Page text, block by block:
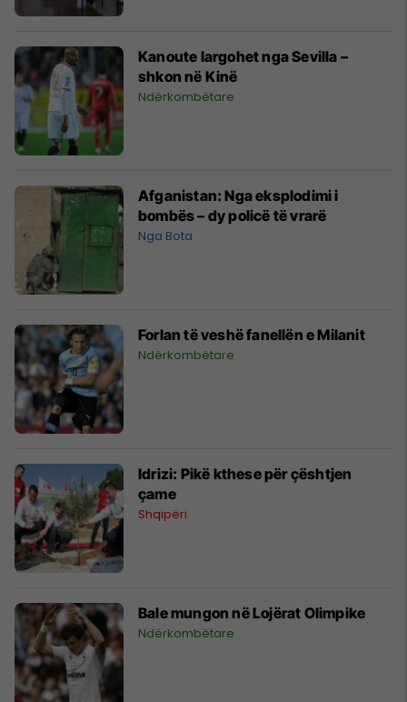
Kanoute largohet nga Sevilla –
shkon në Kinë
Ndërkombëtare
Afganistan: Nga eksplodimi i
bombës – dy policë të vrarë
Nga Bota
Forlan të veshë fanellën e Milanit
Ndërkombëtare
Idrizi: Pikë kthese për çështjen
çame
Shqipëri
Bale mungon në Lojërat Olimpike
Ndërkombëtare